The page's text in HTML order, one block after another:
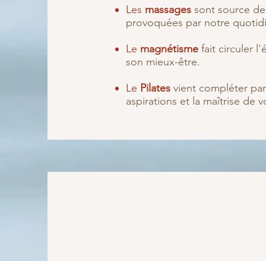
Les massages sont source
provoquées par notre
Le magnétisme fait circuler
son mieux-être.
Le Pilates vient compléter
aspirations et la maîtrise de